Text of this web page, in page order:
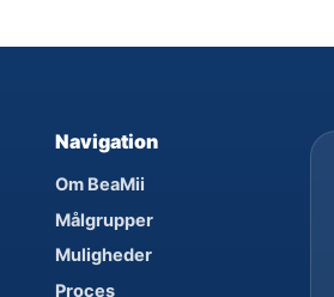
Navigation
Om BeaMii
Målgrupper
Muligheder
Proces